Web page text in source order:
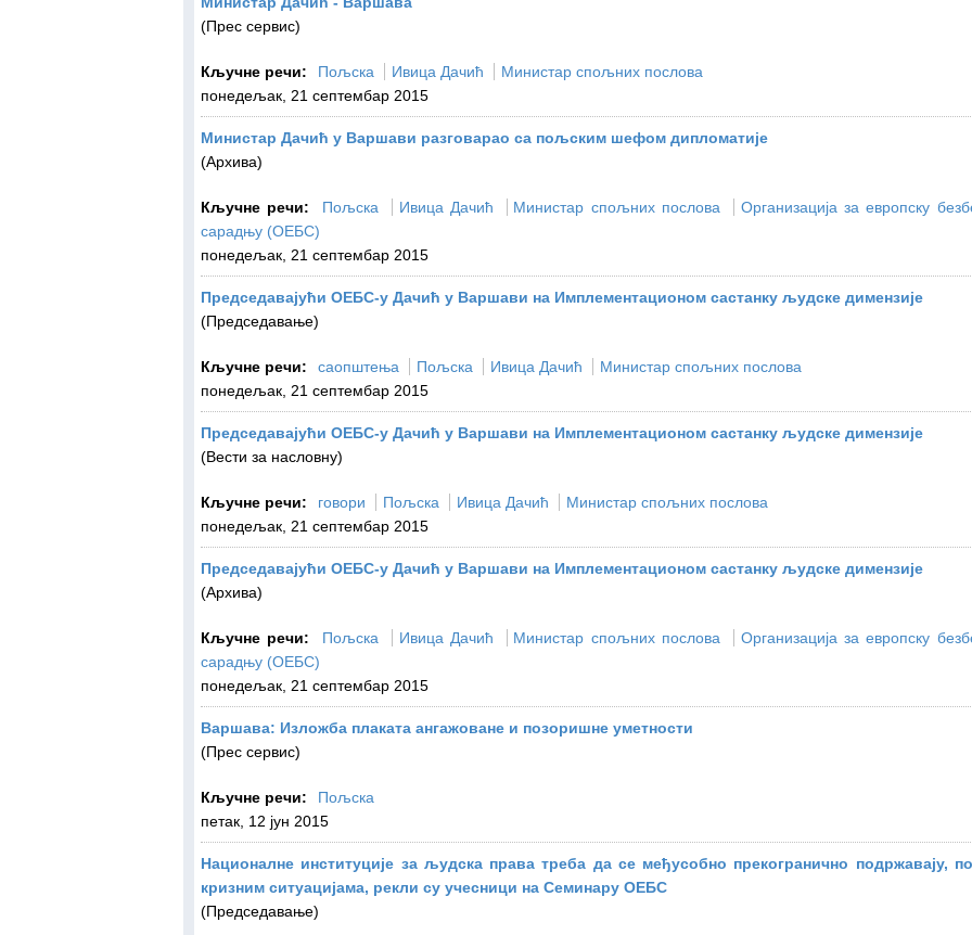
(Прес сервис)
Кључне речи: Пољска Ивица Дачић
Министар спољних послова
понедељак, 21 септембар 2015
Министар Дачић у Варшави разговарао са пољским шефом дипломатије
(Архива)
Кључне речи: Пољска Ивица Дачић Министар спољних послова
Организација за европску
сарадњу (ОЕБС)
понедељак, 21 септембар 2015
Председавајући ОЕБС-у Дачић у Варшави на Имплементационом састанку људске димензије
(Председавање)
Кључне речи: саопштења Пољска Ивица Дачић
Министар спољних послова
понедељак, 21 септембар 2015
Председавајући ОЕБС-у Дачић у Варшави на Имплементационом састанку људске димензије
(Вести за насловну)
Кључне речи: говори Пољска Ивица Дачић
Министар спољних послова
понедељак, 21 септембар 2015
Председавајући ОЕБС-у Дачић у Варшави на Имплементационом састанку људске димензије
(Архива)
Кључне речи: Пољска Ивица Дачић Министар спољних послова
Организација за европску
сарадњу (ОЕБС)
понедељак, 21 септембар 2015
Варшава: Изложба плаката ангажоване и позоришне уметности
(Прес сервис)
Кључне речи:
Пољска
петак, 12 јун 2015
Националне институције за људска права треба да се међусобно прекогранично подржавају,
кризним ситуацијама, рекли су учесници на Семинару ОЕБС
(Председавање)